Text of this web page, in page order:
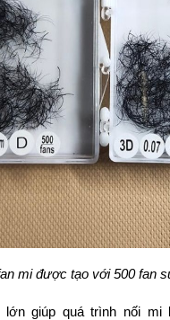
mi được tạo với 500 fan
giúp quá trình nối mi